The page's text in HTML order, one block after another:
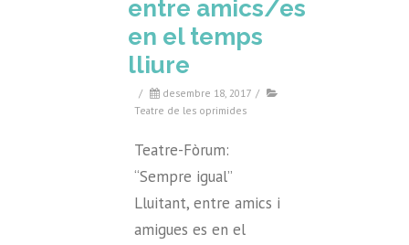
entre amics/es
en el temps
lliure
/ desembre 18, 2017 /
Teatre de les oprimides
Teatre-Fòrum:
“Sempre igual”
Lluitant, entre amics i
amigues es en el